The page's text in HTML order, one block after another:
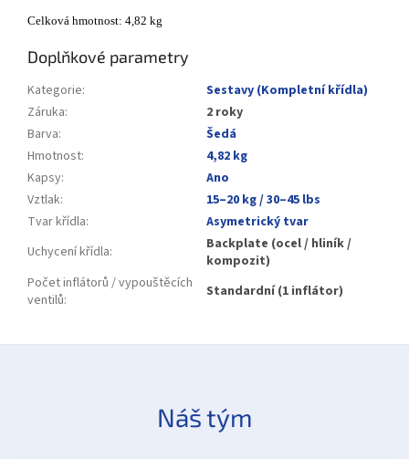
Celková hmotnost: 4,82 kg
Doplňkové parametry
Kategorie:
Sestavy (Kompletní křídla)
Záruka:
2 roky
Barva:
Šedá
Hmotnost:
4,82 kg
Kapsy:
Ano
Vztlak:
15–20 kg / 30–45 lbs
Tvar křídla:
Asymetrický tvar
Uchycení křídla:
Backplate (ocel / hliník /
kompozit)
Počet inflátorů / vypouštěcích
ventilů: Standardní (1 inflátor)
Náš tým